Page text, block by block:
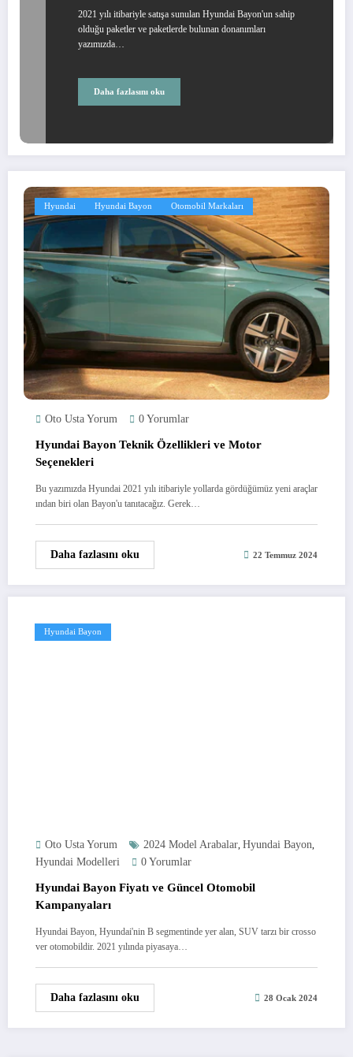
2021 yılı itibariyle satışa sunulan Hyundai Bayon'un sahip
olduğu paketler ve paketlerde bulunan donanımları
yazımızda…
Daha fazlasını oku
Hyundai Hyundai Bayon Otomobil Markaları
Oto Usta Yorum 0 Yorumlar
Hyundai Bayon Teknik Özellikleri ve Motor
Seçenekleri
Bu yazımızda Hyundai 2021 yılı itibariyle yollarda gördüğümüz yeni araçlar
ından biri olan Bayon'u tanıtacağız. Gerek…
Daha fazlasını oku 22 Temmuz 2024
Hyundai Bayon
Oto Usta Yorum 2024 Model Arabalar, Hyundai Bayon,
Hyundai Modelleri 0 Yorumlar
Hyundai Bayon Fiyatı ve Güncel Otomobil
Kampanyaları
Hyundai Bayon, Hyundai'nin B segmentinde yer alan, SUV tarzı bir crosso
ver otomobildir. 2021 yılında piyasaya…
Daha fazlasını oku 28 Ocak 2024